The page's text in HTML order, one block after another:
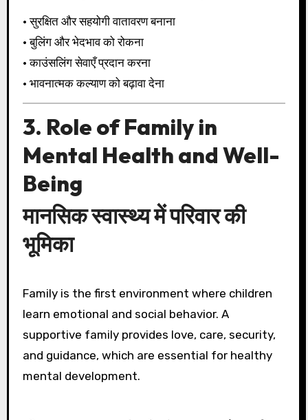
• सुरक्षित और सहयोगी वातावरण बनाना
• बुलिंग और भेदभाव को रोकना
• काउंसलिंग सेवाएँ प्रदान करना
• भावनात्मक कल्याण को बढ़ावा देना
3. Role of Family in
Mental Health and Well-
Being
मानसिक स्वास्थ्य में परिवार की
भूमिका
Family is the first environment where children
learn emotional and social behavior. A
supportive family provides love, care, security,
and guidance, which are essential for healthy
mental development.